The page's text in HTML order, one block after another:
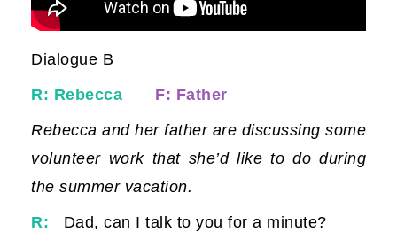
Dialogue B
R: Rebecca
F: Father
Rebecca and her father are discussing some
volunteer work that she’d like to do during
the summer vacation.
R: Dad, can I talk to you for a minute?